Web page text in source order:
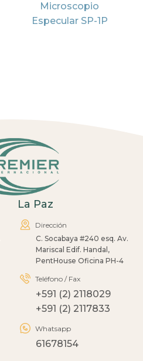
Microscopio
Especular SP-1P
La Paz
Dirección
C. Socabaya #240 esq. Av.
Mariscal Edif. Handal,
PentHouse Oficina PH-4
Teléfono / Fax
+591 (2) 2118029
+591 (2) 2117833
Whatsapp
61678154